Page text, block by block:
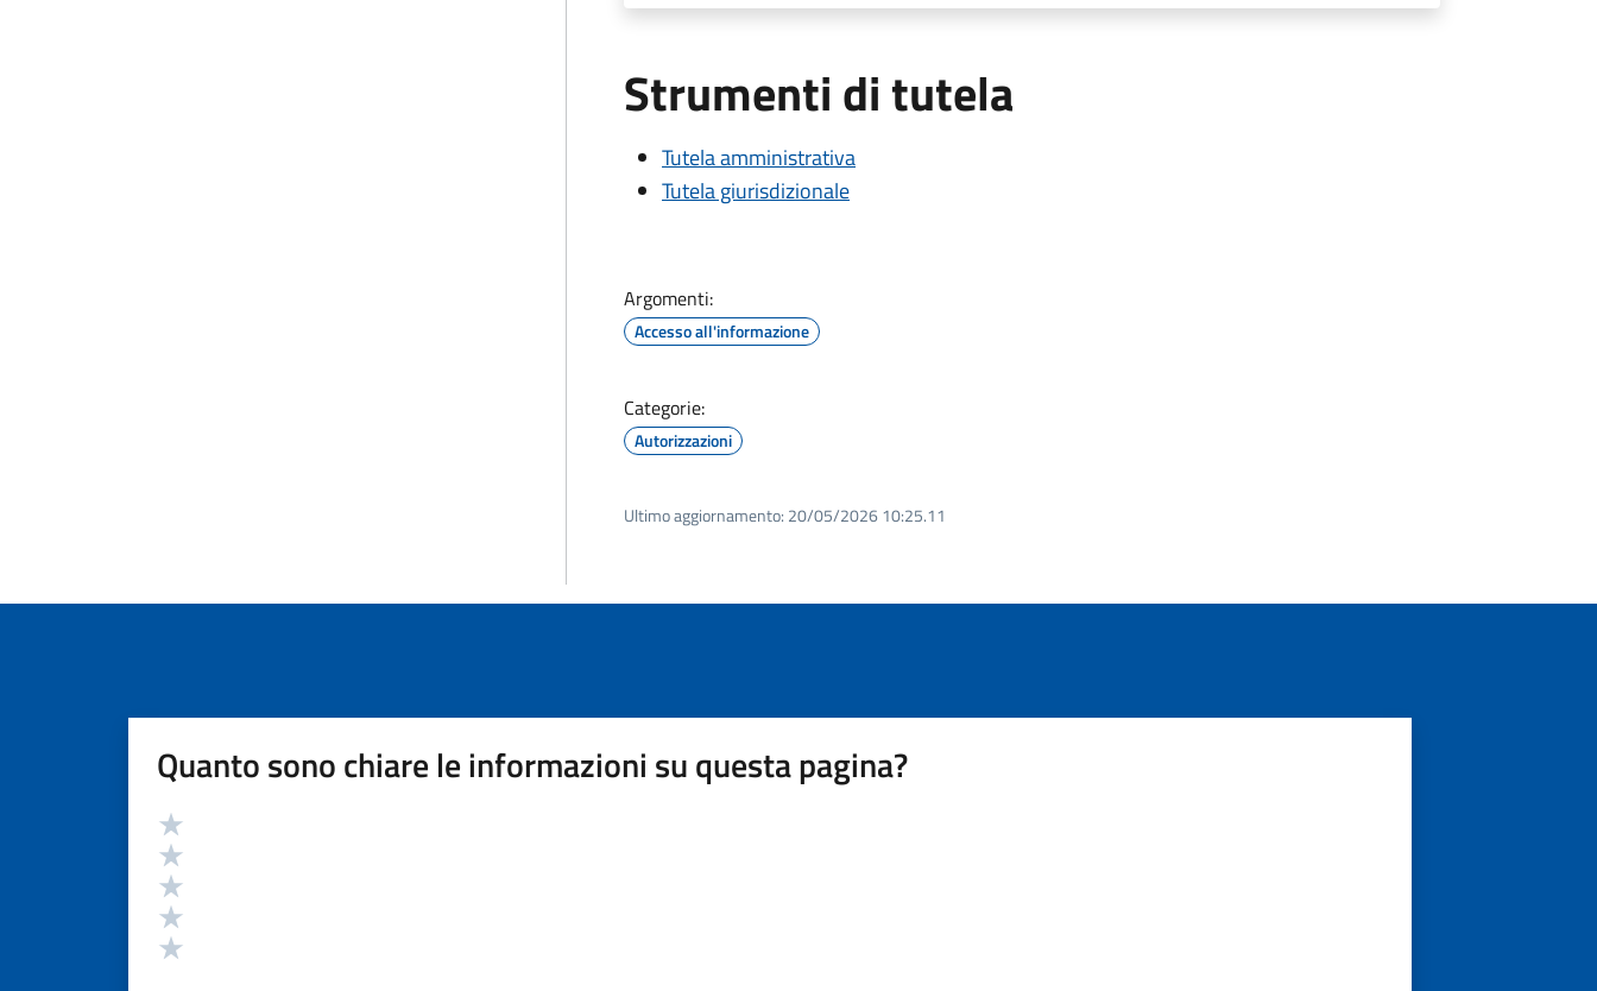
Strumenti di tutela
Tutela amministrativa
Tutela giurisdizionale
Argomenti:
Accesso all'informazione
Categorie:
Autorizzazioni
Ultimo aggiornamento: 20/05/2026 10:25.11
Quanto sono chiare le informazioni su questa pagina?
Valutazione